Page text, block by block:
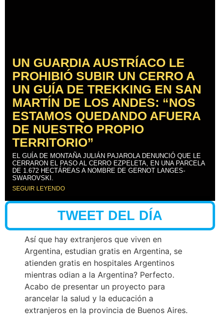
UN GUARDIA AUSTRÍACO LE
PROHIBIÓ SUBIR UN CERRO A
UN GUÍA DE TREKKING EN SAN
MARTÍN DE LOS ANDES: “NOS
ESTAMOS QUEDANDO AFUERA
DE NUESTRO PROPIO
TERRITORIO”
EL GUÍA DE MONTAÑA JULIÁN PAJAROLA DENUNCIÓ QUE LE
CERRARON EL PASO AL CERRO EZPELETA, EN UNA PARCELA
DE 1.672 HECTÁREAS A NOMBRE DE GERNOT LANGES-
SWAROVSKI.
SEGUIR LEYENDO
TWEET DEL DÍA
Así que hay extranjeros que viven en
Argentina, estudian gratis en Argentina, se
atienden gratis en hospitales Argentinos
mientras odian a la Argentina? Perfecto.
Acabo de presentar un proyecto para
arancelar la salud y la educación a
extranjeros en la provincia de Buenos Aires.